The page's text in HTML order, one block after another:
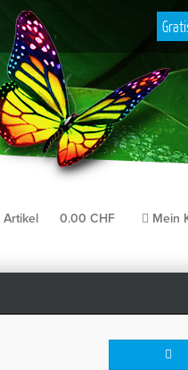
Artikel 0.00 CHF Mein